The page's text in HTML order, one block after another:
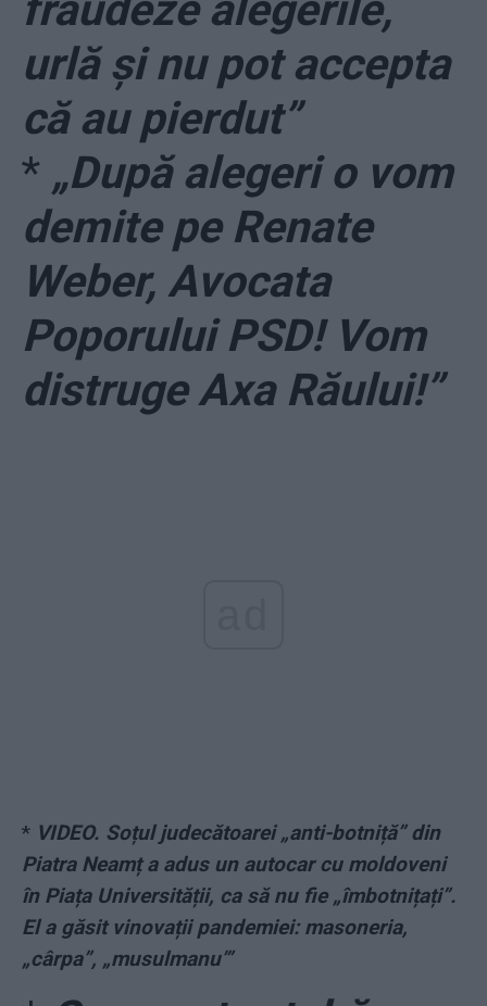
urlă și nu pot accepta
că au pierdut”
* „După alegeri o vom
demite pe Renate
Weber, Avocata
Poporului PSD! Vom
distruge Axa Răului!”
* VIDEO. Soțul judecătoarei „anti-botniță” din
Piatra Neamț a adus un autocar cu moldoveni
în Piața Universității, ca să nu fie „îmbotnițați”.
El a găsit vinovații pandemiei: masoneria,
„cârpa”, „musulmanu’”